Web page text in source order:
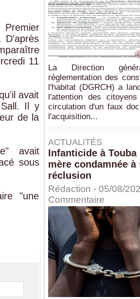
D'après
11
avait
Il y
de la
avait
sous
"une
La Direction
réglementation des
l'habitat (DGRCH) a
l'attention des
circulation d'un faux
l'acquisition...
ACTUALITÉS
Infanticide à Touba
mère condamnée à
réclusion
Rédaction - 05/08/
Commentaire